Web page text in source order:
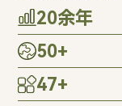
20余年
50+
47+